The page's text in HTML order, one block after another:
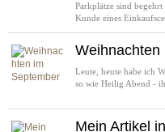
Parkplätze sind
Kunde eines
Weihnachten
Leute, heute habe ich
so wie Heilig Abend -
Mein Artikel